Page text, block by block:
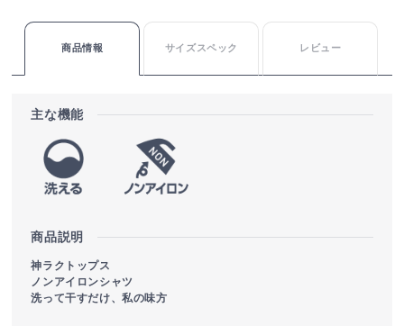
商品情報 サイズスペック レビュー
主な機能
商品説明
神ラクトップス
ノンアイロンシャツ
洗って干すだけ、私の味方